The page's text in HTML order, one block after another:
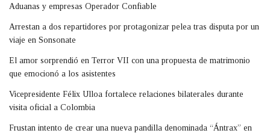
Aduanas y empresas Operador Confiable
Arrestan a dos repartidores por protagonizar pelea tras disputa por un
viaje en Sonsonate
El amor sorprendió en Terror VII con una propuesta de matrimonio
que emocionó a los asistentes
Vicepresidente Félix Ulloa fortalece relaciones bilaterales durante
visita oficial a Colombia
Frustan intento de crear una nueva pandilla denominada “Ántrax” en